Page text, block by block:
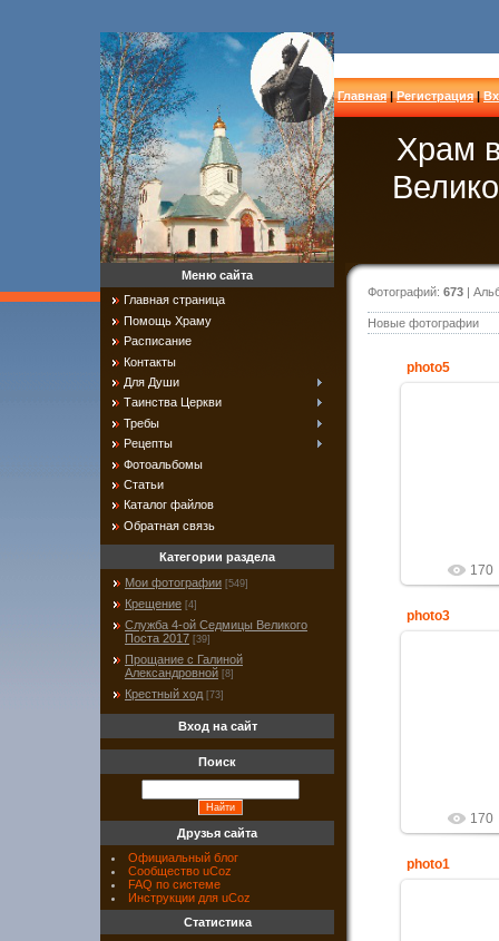
Главная|Регистрация|
Храм
Фотографий: 673 |
Новые фотографии
photo5
170
photo3
170
photo1
Меню сайта
Главная страница
Помощь Храму
Расписание
Контакты
Для Души
Таинства Церкви
Требы
Рецепты
Фотоальбомы
Статьи
Каталог файлов
Обратная связь
Категории раздела
Мои фотографии [549]
Крещение [4]
Служба 4-ой Седмицы Великого
Поста 2017 [39]
Прощание с Галиной
Александровной [8]
Крестный ход [73]
Вход на сайт
Поиск
Друзья сайта
Официальный блог
Сообщество uCoz
FAQ по системе
Инструкции для uCoz
Статистика